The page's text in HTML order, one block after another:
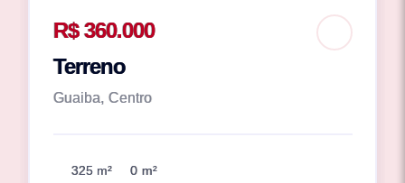
R$ 360.000
Terreno
Guaiba, Centro
325 m² 0 m²